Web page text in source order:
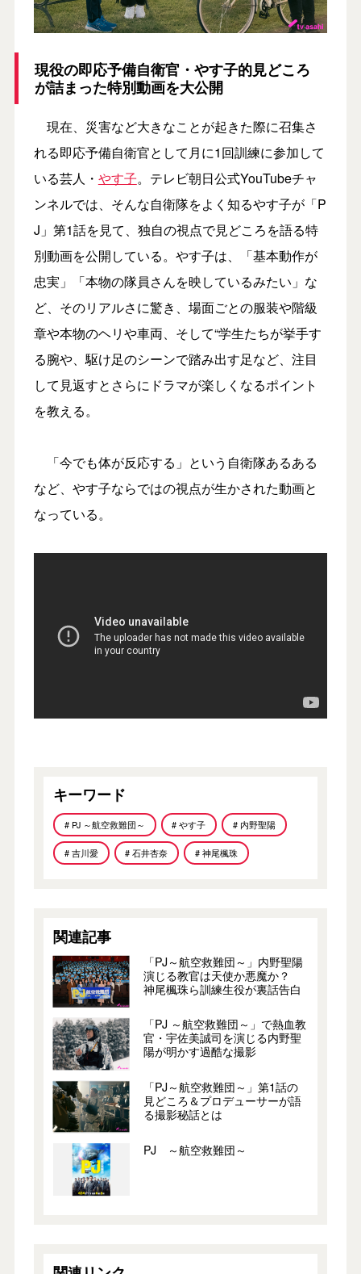
現役の即応予備自衛官・やす子的見どころ
が詰まった特別動画を大公開
現在、災害など大きなことが起きた際に召集さ
れる即応予備自衛官として月に1回訓練に参加して
いる芸人・ やす子。テレビ朝日公式YouTubeチャ
ンネルでは、そんな自衛隊をよく知るやす子が「P
J」第1話を見て、独自の視点で見どころを語る特
別動画を公開している。やす子は、「基本動作が
忠実」「本物の隊員さんを映しているみたい」な
ど、そのリアルさに驚き、場面ごとの服装や階級
章や本物のヘリや車両、そして“学生たちが挙手す
る腕や、駆け足のシーンで踏み出す足など、注目
して見返すとさらにドラマが楽しくなるポイント
を教える。
「今でも体が反応する」という自衛隊あるある
など、やす子ならではの視点が生かされた動画と
なっている。
キーワード
# PJ ～航空救難団～ # やす子 # 内野聖陽
# 吉川愛 # 石井杏奈 # 神尾楓珠
関連記事
「PJ～航空救難団～」内野聖陽
演じる教官は天使か悪魔か？
神尾楓珠ら訓練生役が裏話告白
「PJ ～航空救難団～」で熱血教
官・宇佐美誠司を演じる内野聖
陽が明かす過酷な撮影
「PJ～航空救難団～」第1話の
見どころ＆プロデューサーが語
る撮影秘話とは
PJ ～航空救難団～